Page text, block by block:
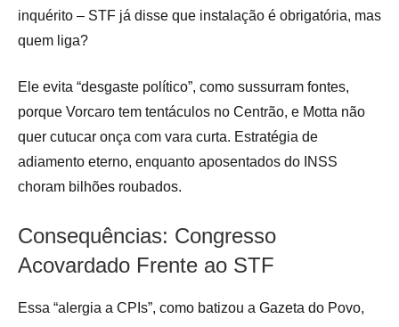
inquérito – STF já disse que instalação é obrigatória, mas
quem liga?
Ele evita “desgaste político”, como sussurram fontes,
porque Vorcaro tem tentáculos no Centrão, e Motta não
quer cutucar onça com vara curta. Estratégia de
adiamento eterno, enquanto aposentados do INSS
choram bilhões roubados.
Consequências: Congresso
Acovardado Frente ao STF
Essa “alergia a CPIs”, como batizou a Gazeta do Povo,